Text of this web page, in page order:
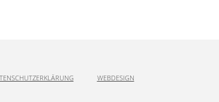
WEBDESIGN